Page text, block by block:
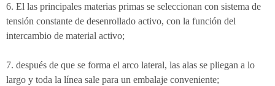
6. El las principales materias primas se seleccionan con sistema de
tensión constante de desenrollado activo, con la función del
intercambio de material activo;
7. después de que se forma el arco lateral, las alas se pliegan a lo
largo y toda la línea sale para un embalaje conveniente;